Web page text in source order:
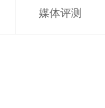
媒体评测